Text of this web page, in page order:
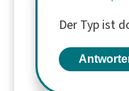
Der Typ ist